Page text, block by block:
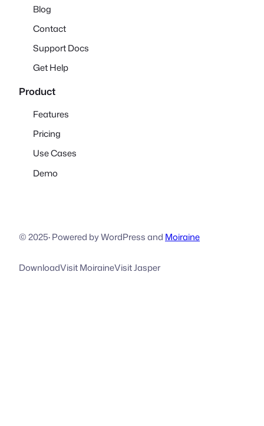
Blog
Contact
Support Docs
Get Help
Product
Features
Pricing
Use Cases
Demo
© 2025·Powered by WordPress and Moiraine
DownloadVisit MoiraineVisit Jasper